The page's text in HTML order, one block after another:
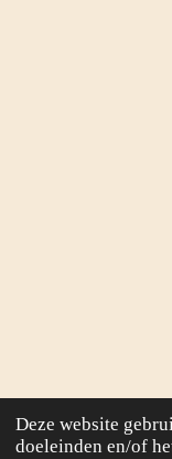
Deze website
doeleinden en/of